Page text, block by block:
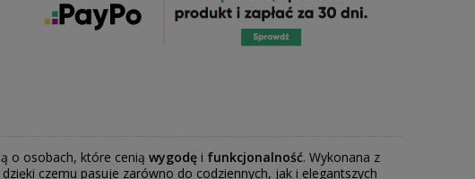
o osobach, które cenią wygodę i funkcjonalność. Wykonana z
czemu pasuje zarówno do codziennych, jak i elegantszych